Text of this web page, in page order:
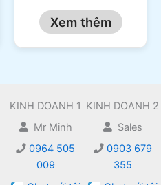
Xem thêm
KINH DOANH 1
Mr Minh
0964 505
009
KINH DOANH 2
Sales
0903 679
355